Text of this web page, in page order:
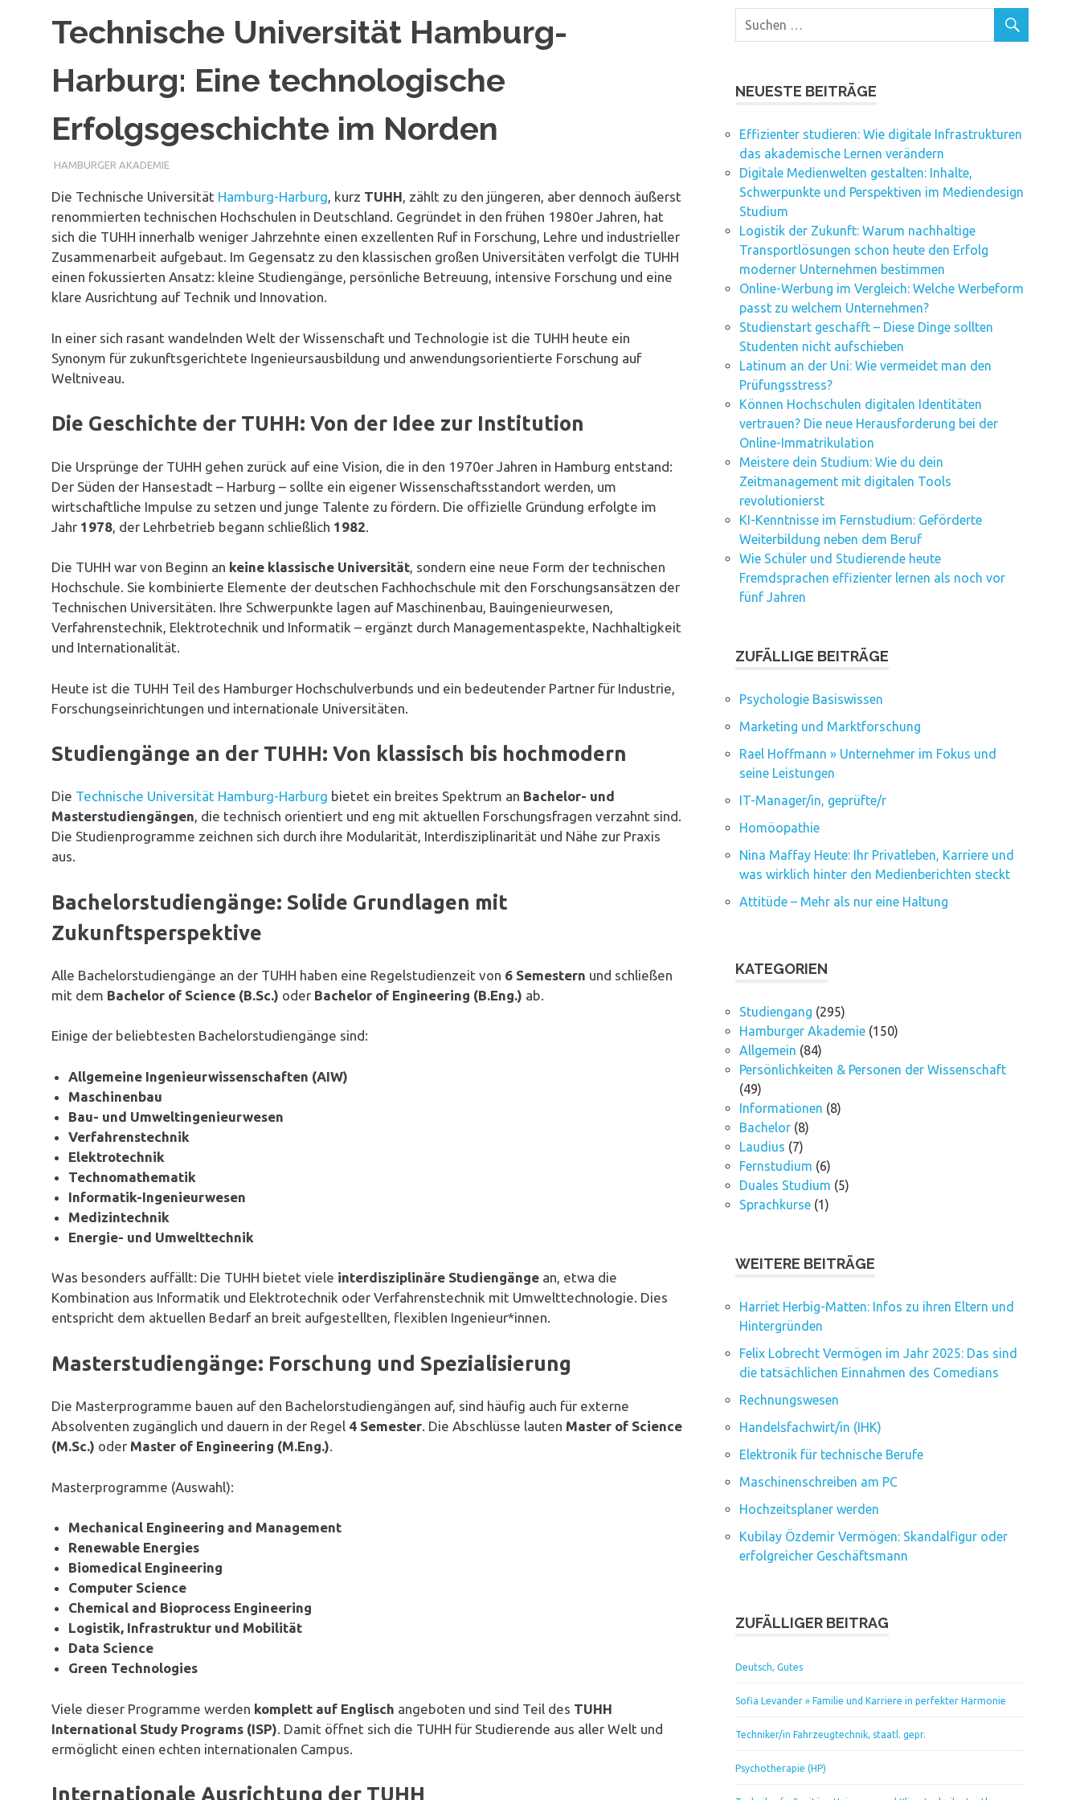
Technische Universität Hamburg-
Harburg: Eine technologische
Erfolgsgeschichte im Norden
HAMBURGER AKADEMIE
Die Technische Universität Hamburg-Harburg, kurz TUHH, zählt zu den jüngeren, aber dennoch äußerst
renommierten technischen Hochschulen in Deutschland. Gegründet in den frühen 1980er Jahren, hat
sich die TUHH innerhalb weniger Jahrzehnte einen exzellenten Ruf in Forschung, Lehre und industrieller
Zusammenarbeit aufgebaut. Im Gegensatz zu den klassischen großen Universitäten verfolgt die TUHH
einen fokussierten Ansatz: kleine Studiengänge, persönliche Betreuung, intensive Forschung und eine
klare Ausrichtung auf Technik und Innovation.
In einer sich rasant wandelnden Welt der Wissenschaft und Technologie ist die TUHH heute ein
Synonym für zukunftsgerichtete Ingenieursausbildung und anwendungsorientierte Forschung auf
Weltniveau.
Die Geschichte der TUHH: Von der Idee zur Institution
Die Ursprünge der TUHH gehen zurück auf eine Vision, die in den 1970er Jahren in Hamburg entstand:
Der Süden der Hansestadt – Harburg – sollte ein eigener Wissenschaftsstandort werden, um
wirtschaftliche Impulse zu setzen und junge Talente zu fördern. Die offizielle Gründung erfolgte im
Jahr 1978 , der Lehrbetrieb begann schließlich 1982
Die TUHH war von Beginn an keine klassische Universität, sondern eine neue Form der technischen
Hochschule. Sie kombinierte Elemente der deutschen Fachhochschule mit den Forschungsansätzen der
Technischen Universitäten. Ihre Schwerpunkte lagen auf Maschinenbau, Bauingenieurwesen,
Verfahrenstechnik, Elektrotechnik und Informatik – ergänzt durch Managementaspekte, Nachhaltigkeit
und Internationalität.
Heute ist die TUHH Teil des Hamburger Hochschulverbunds und ein bedeutender Partner für Industrie,
Forschungseinrichtungen und internationale Universitäten.
Studiengänge an der TUHH: Von klassisch bis hochmodern
Die Technische Universität Hamburg-Harburg bietet ein breites Spektrum an Bachelor- und
Masterstudiengängen, die technisch orientiert und eng mit aktuellen Forschungsfragen verzahnt sind.
Die Studienprogramme zeichnen sich durch ihre Modularität, Interdisziplinarität und Nähe zur Praxis
aus.
Bachelorstudiengänge: Solide Grundlagen mit
Zukunftsperspektive
Alle Bachelorstudiengänge an der TUHH haben eine Regelstudienzeit von 6 Semestern und schließen
mit dem Bachelor of Science (B.Sc.) oder Bachelor of Engineering (B.Eng.) ab.
Einige der beliebtesten Bachelorstudiengänge sind:
Allgemeine Ingenieurwissenschaften (AIW)
Maschinenbau
Bau- und Umweltingenieurwesen
Verfahrenstechnik
Elektrotechnik
Technomathematik
Informatik-Ingenieurwesen
Medizintechnik
Energie- und Umwelttechnik
Was besonders auffällt: Die TUHH bietet viele interdisziplinäre Studiengänge an, etwa die
Kombination aus Informatik und Elektrotechnik oder Verfahrenstechnik mit Umwelttechnologie. Dies
entspricht dem aktuellen Bedarf an breit aufgestellten, flexiblen Ingenieur*innen.
Masterstudiengänge: Forschung und Spezialisierung
Die Masterprogramme bauen auf den Bachelorstudiengängen auf, sind häufig auch für externe
Absolventen zugänglich und dauern in der Regel 4 Semester. Die Abschlüsse lauten Master of Science
(M.Sc.) oder Master of Engineering (M.Eng.).
Masterprogramme (Auswahl):
Mechanical Engineering and Management
Renewable Energies
Biomedical Engineering
Computer Science
Chemical and Bioprocess Engineering
Logistik, Infrastruktur und Mobilität
Data Science
Green Technologies
Viele dieser Programme werden komplett auf Englisch angeboten und sind Teil des TUHH
International Study Programs (ISP) . Damit öffnet sich die TUHH für Studierende aus aller Welt und
ermöglicht einen echten internationalen Campus.
Internationale Ausrichtung der TUHH
NEUESTE BEITRÄGE
Effizienter studieren: Wie digitale Infrastrukturen
das akademische Lernen verändern
Digitale Medienwelten gestalten: Inhalte,
Schwerpunkte und Perspektiven im Mediendesign
Studium
Logistik der Zukunft: Warum nachhaltige
Transportlösungen schon heute den Erfolg
moderner Unternehmen bestimmen
Online-Werbung im Vergleich: Welche Werbeform
passt zu welchem Unternehmen?
Studienstart geschafft – Diese Dinge sollten
Studenten nicht aufschieben
Latinum an der Uni: Wie vermeidet man den
Prüfungsstress?
Können Hochschulen digitalen Identitäten
vertrauen? Die neue Herausforderung bei der
Online-Immatrikulation
Meistere dein Studium: Wie du dein
Zeitmanagement mit digitalen Tools
revolutionierst
KI-Kenntnisse im Fernstudium: Geförderte
Weiterbildung neben dem Beruf
Wie Schüler und Studierende heute
Fremdsprachen effizienter lernen als noch vor
fünf Jahren
ZUFÄLLIGE BEITRÄGE
Psychologie Basiswissen
Marketing und Marktforschung
Rael Hoffmann » Unternehmer im Fokus und
seine Leistungen
IT-Manager/in, geprüfte/r
Homöopathie
Nina Maffay Heute: Ihr Privatleben, Karriere und
was wirklich hinter den Medienberichten steckt
Attitüde – Mehr als nur eine Haltung
KATEGORIEN
Studiengang (295)
Hamburger Akademie (150)
Allgemein (84)
Persönlichkeiten & Personen der Wissenschaft
(49)
Informationen (8)
Bachelor (8)
Laudius (7)
Fernstudium (6)
Duales Studium (5)
Sprachkurse (1)
WEITERE BEITRÄGE
Harriet Herbig-Matten: Infos zu ihren Eltern und
Hintergründen
Felix Lobrecht Vermögen im Jahr 2025: Das sind
die tatsächlichen Einnahmen des Comedians
Rechnungswesen
Handelsfachwirt/in (IHK)
Elektronik für technische Berufe
Maschinenschreiben am PC
Hochzeitsplaner werden
Kubilay Özdemir Vermögen: Skandalfigur oder
erfolgreicher Geschäftsmann
ZUFÄLLIGER BEITRAG
Deutsch, Gutes
Sofia Levander » Familie und Karriere in perfekter Harmonie
Techniker/in Fahrzeugtechnik, staatl. gepr.
Psychotherapie (HP)